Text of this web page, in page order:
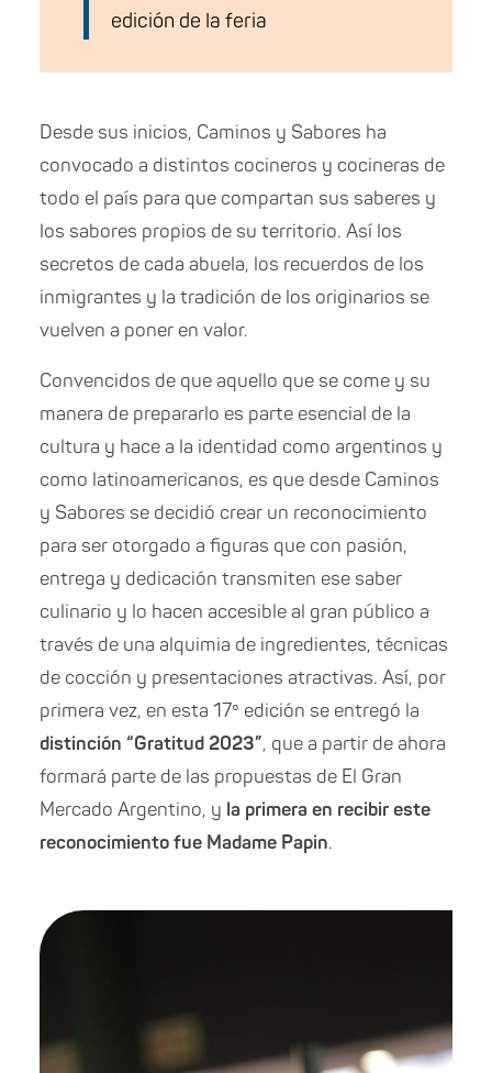
edición de la feria
Desde sus inicios, Caminos y Sabores ha
convocado a distintos cocineros y cocineras de
todo el país para que compartan sus saberes y
los sabores propios de su territorio. Así los
secretos de cada abuela, los recuerdos de los
inmigrantes y la tradición de los originarios se
vuelven a poner en valor.
Convencidos de que aquello que se come y su
manera de prepararlo es parte esencial de la
cultura y hace a la identidad como argentinos y
como latinoamericanos, es que desde Caminos
y Sabores se decidió crear un reconocimiento
para ser otorgado a figuras que con pasión,
entrega y dedicación transmiten ese saber
culinario y lo hacen accesible al gran público a
través de una alquimia de ingredientes, técnicas
de cocción y presentaciones atractivas. Así, por
primera vez, en esta 17º edición se entregó la
distinción “Gratitud 2023”, que a partir de ahora
formará parte de las propuestas de El Gran
Mercado Argentino, y la primera en recibir este
reconocimiento fue Madame Papin.